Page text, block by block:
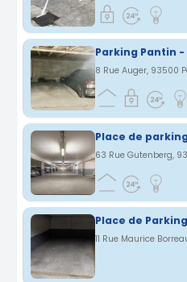
Parking Pantin
8 Rue Auger, 93500
63 Rue Gutenberg,
11 Rue Maurice